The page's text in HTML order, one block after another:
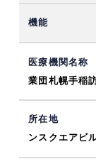
業団札幌手稲
ンスクエアビ